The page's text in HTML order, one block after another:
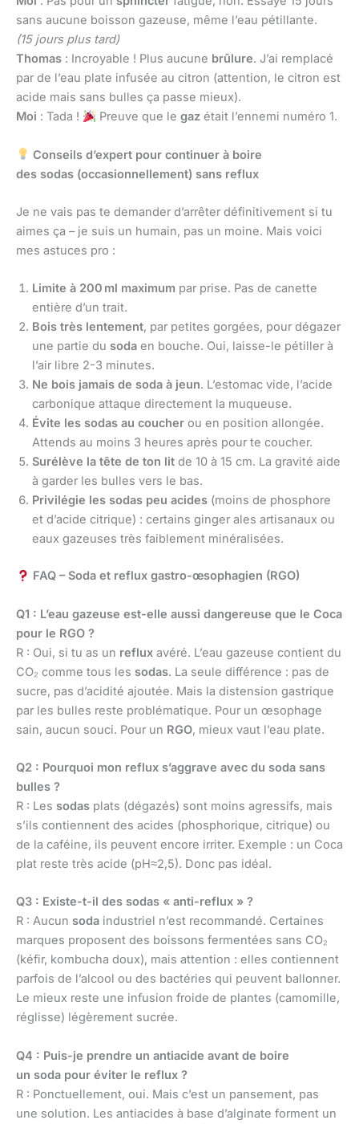
sans aucune boisson gazeuse, même l’eau pétillante.
(15 jours plus tard)
Thomas : Incroyable ! Plus aucune brûlure. J’ai remplacé
par de l’eau plate infusée au citron (attention, le citron est
acide mais sans bulles ça passe mieux).
Moi : Tada ! Preuve que le gazétait l’ennemi numéro 1.
Conseils d’expert pour continuer à boire
des sodas (occasionnellement) sans reflux
Je ne vais pas te demander d’arrêter définitivement si tu
aimes ça – je suis un humain, pas un moine. Mais voici
mes astuces pro :
Limite à 200 ml maximum par prise. Pas de canette
entière d’un trait.
Bois très lentement, par petites gorgées, pour dégazer
une partie du soda en bouche. Oui, laisse-le pétiller à
l’air libre 2-3 minutes.
Ne bois jamais de soda à jeun. L’estomac vide, l’acide
carbonique attaque directement la muqueuse.
Évite les sodas au coucher ou en position allongée.
Attends au moins 3 heures après pour te coucher.
Surélève la tête de ton lit de 10 à 15 cm. La gravité aide
à garder les bulles vers le bas.
Privilégie les sodas peu acides (moins de phosphore
et d’acide citrique) : certains ginger ales artisanaux ou
eaux gazeuses très faiblement minéralisées.
FAQ – Soda et reflux gastro-œsophagien (RGO)
Q1 : L’eau gazeuse est-elle aussi dangereuse que le Coca
pour le RGO ?
R : Oui, si tu as un reflux avéré. L’eau gazeuse contient du
CO₂ comme tous les sodas. La seule différence : pas de
sucre, pas d’acidité ajoutée. Mais la distension gastrique
par les bulles reste problématique. Pour un œsophage
sain, aucun souci. Pour un RGO, mieux vaut l’eau plate.
Q2 : Pourquoi mon reflux s’aggrave avec du soda sans
bulles ?
R : Les sodas plats (dégazés) sont moins agressifs, mais
s’ils contiennent des acides (phosphorique, citrique) ou
de la caféine, ils peuvent encore irriter. Exemple : un Coca
plat reste très acide (pH≈2,5). Donc pas idéal.
Q3 : Existe-t-il des sodas « anti-reflux » ?
R : Aucun soda industriel n’est recommandé. Certaines
marques proposent des boissons fermentées sans CO₂
(kéfir, kombucha doux), mais attention : elles contiennent
parfois de l’alcool ou des bactéries qui peuvent ballonner.
Le mieux reste une infusion froide de plantes (camomille,
réglisse) légèrement sucrée.
Q4 : Puis-je prendre un antiacide avant de boire
un soda pour éviter le reflux ?
R : Ponctuellement, oui. Mais c’est un pansement, pas
une solution. Les antiacides à base d’alginate forment un